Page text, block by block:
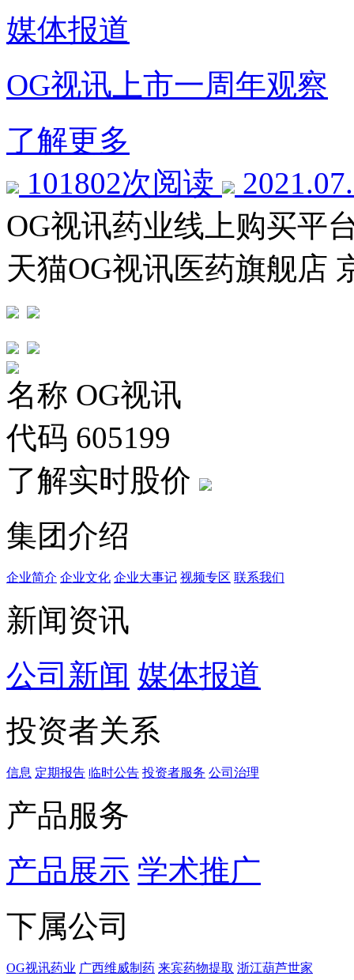
媒体报道
OG视讯上市一周年观察
了解更多
101802次阅读
OG视讯药业线上购买平
天猫OG视讯医药旗舰店
名称 OG视讯
代码 605199
了解实时股价
集团介绍
企业简介 企业文化 企业⼤事记 视频专区 联系我们
新闻资讯
公司新闻 媒体报道
投资者关系
信息 定期报告 临时公告 投资者服务 公司治理
产品服务
产品展示 学术推广
下属公司
OG视讯药业 广西维威制药 来宾药物提取 浙江葫芦世家